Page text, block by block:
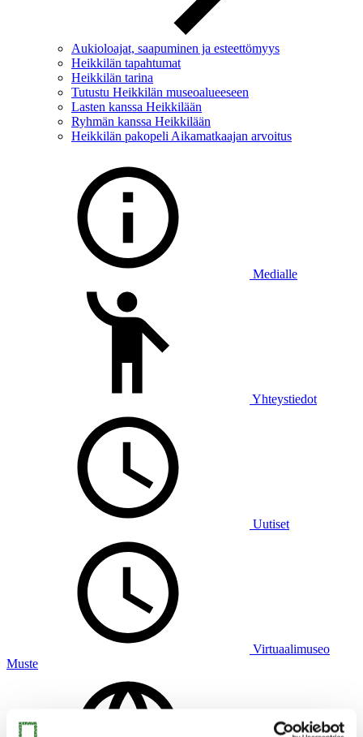
Aukioloajat, saapuminen ja esteettömyys
Heikkilän tapahtumat
Heikkilän tarina
Tutustu Heikkilän museoalueeseen
Lasten kanssa Heikkilään
Ryhmän kanssa Heikkilään
Heikkilän pakopeli Aikamatkaajan arvoitus
Medialle
Yhteystiedot
Uutiset
Virtuaalimuseo
Muste